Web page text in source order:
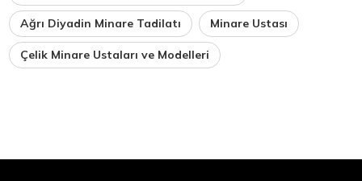
Ağrı Diyadin Minare Tadilatı Minare Ustası
Çelik Minare Ustaları ve Modelleri